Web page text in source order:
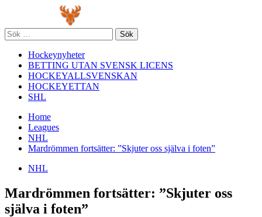
content
Sök
efter:
Hockeynyheter
BETTING UTAN SVENSK LICENS
HOCKEYALLSVENSKAN
HOCKEYETTAN
SHL
Home
Leagues
NHL
Mardrömmen fortsätter: ”Skjuter oss själva i foten”
NHL
Mardrömmen fortsätter: ”Skjuter oss
själva i foten”